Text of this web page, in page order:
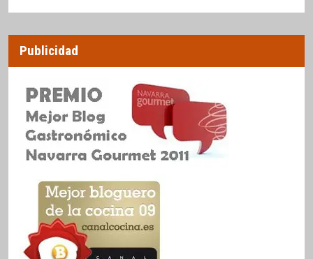
Publicidad